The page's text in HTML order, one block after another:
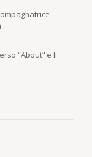
“About” e li